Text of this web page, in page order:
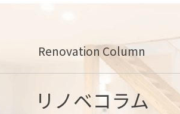
Renovation Column
リノベコラム